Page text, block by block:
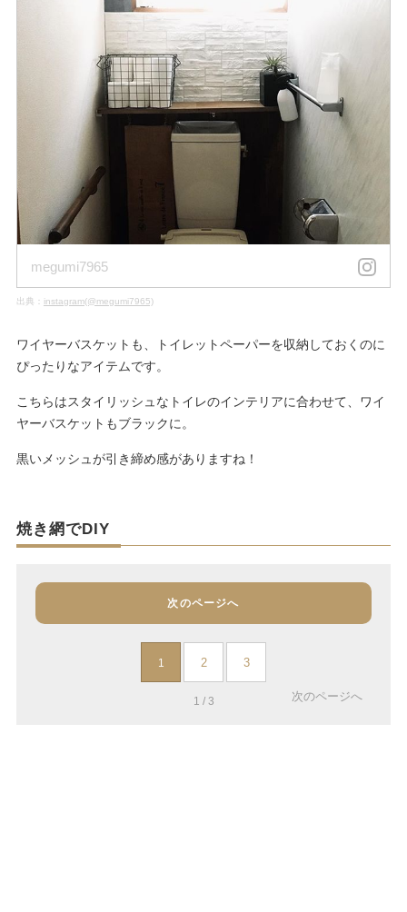
megumi7965
出典： instagram(@megumi7965)
ワイヤーバスケットも、トイレットペーパーを収納しておくのに
ぴったりなアイテムです。
こちらはスタイリッシュなトイレのインテリアに合わせて、ワイ
ヤーバスケットもブラックに。
黒いメッシュが引き締め感がありますね！
焼き網でDIY
次のページへ
1 2 3
1 / 3 次のページへ